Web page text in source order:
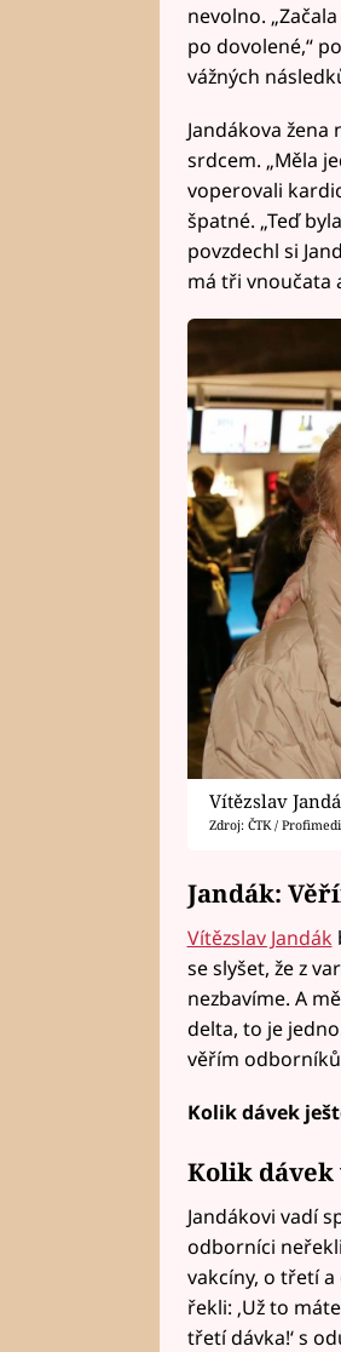
nevolno.
po dovolené,“
vážných
Jandákova
srdcem. „Měla
voperovali
špatné. „Teď
povzdechl si
má tři vnoučata
Vítězslav
Zdroj: ČTK /
Jandák:
Vítězslav Jandák
se slyšet, že z
nezbavíme. A
delta, to je
věřím
Kolik dávek
Kolik dávek
Jandákovi vadí
odborníci
vakcíny, o třetí
řekli: ‚Už to
třetí dávka!‘ s